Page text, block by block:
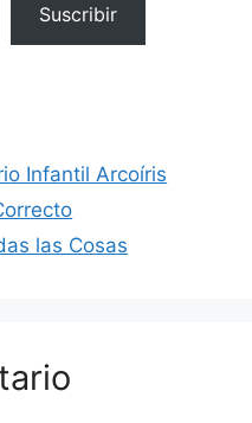
Suscribir
Infantil Arcoíris
las Cosas